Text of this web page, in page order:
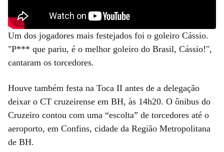
Um dos jogadores mais festejados foi o goleiro Cássio.
"P*** que pariu, é o melhor goleiro do Brasil, Cássio!",
cantaram os torcedores.
Houve também festa na Toca II antes de a delegação
deixar o CT cruzeirense em BH, às 14h20. O ônibus do
Cruzeiro contou com uma “escolta” de torcedores até o
aeroporto, em Confins, cidade da Região Metropolitana
de BH.